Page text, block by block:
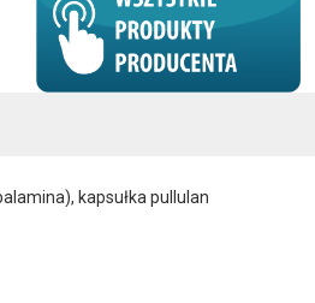
kapsułka pullulan